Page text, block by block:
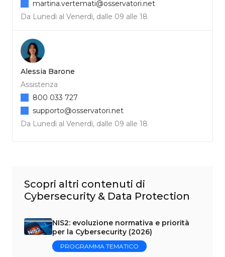
Da Lunedì al Venerdì, dalle 09 alle 18
martina.vertemati@osservatori.net
Alessia Barone
Assistenza
Da Lunedì al Venerdì, dalle 09 alle 18
800 033 727
supporto@osservatori.net
Scopri altri contenuti di
Cybersecurity & Data Protection
NIS2: evoluzione normativa e priorità
per la Cybersecurity (2026)
PROGRAMMA TEMATICO